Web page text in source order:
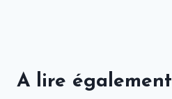
A lire également